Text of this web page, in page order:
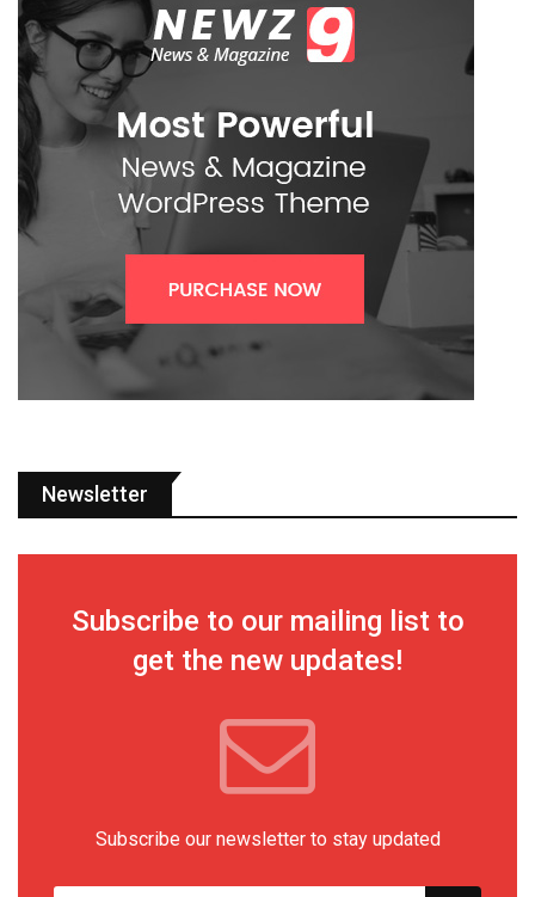
Newsletter
Subscribe to our mailing list to
get the new updates!
Subscribe our newsletter to stay updated